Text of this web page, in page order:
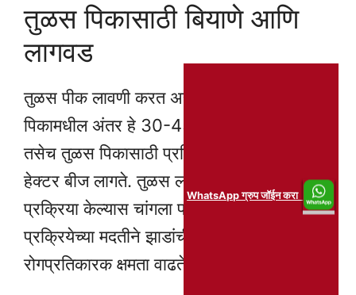
तुळस पिकासाठी बियाणे आणि
लागवड
तुळस पीक लावणी करत असताना संबंधित
पिकामधील अंतर हे 30-45 सेमी इतके ठेवावे
तसेच तुळस पिकासाठी प्रति हेक्टर 2-3 किलो/
हेक्टर बीज लागते. तुळस लागवडी पूर्वी बीज
प्रक्रिया केल्यास चांगला फायदा दिसून येतो. बीज
प्रक्रियेच्या मदतीने झाडांची वाढ चांगली होते व
रोगप्रतिकारक क्षमता वाढते.
WhatsApp ग्रुप जॉईन करा